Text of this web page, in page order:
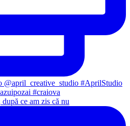
ce am zis că nu